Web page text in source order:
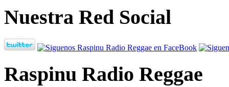
Nuestra Red Social
Raspinu Radio Reggae